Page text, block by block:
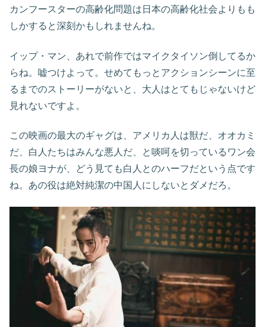
カンフースターの高齢化問題は日本の高齢化社会よりもも
しかすると深刻かもしれませんね。
イップ・マン、あれで前作ではマイクタイソン倒してるか
らね。嘘つけよって。せめてもっとアクションシーンに至
るまでのストーリーがないと、大人はとてもじゃないけど
見れないですよ。
この映画の最大のギャグは、アメリカ人は獣だ、オオカミ
だ、白人たちはみんな悪人だ、と啖呵を切っているワン会
長の娘ヨナが、どう見ても白人とのハーフだという点です
ね。あの役は絶対純潔の中国人にしないとダメだろ。